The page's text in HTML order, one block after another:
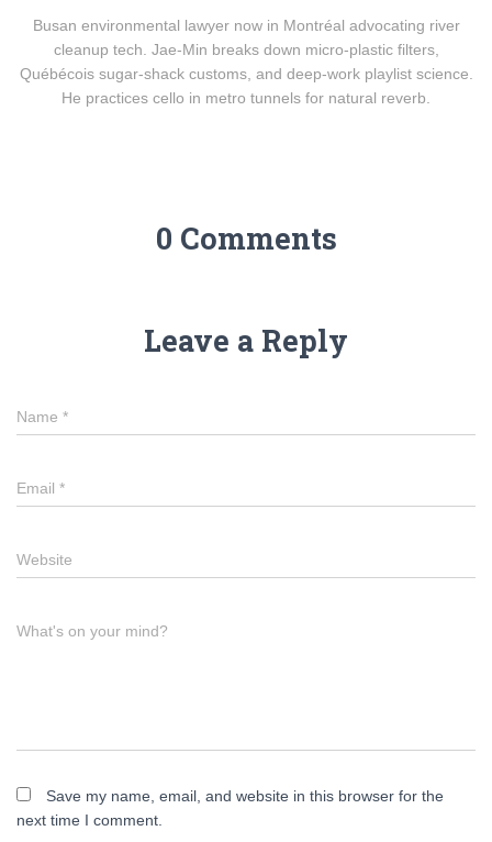
Busan environmental lawyer now in Montréal advocating river
cleanup tech. Jae-Min breaks down micro-plastic filters,
Québécois sugar-shack customs, and deep-work playlist science.
He practices cello in metro tunnels for natural reverb.
0 Comments
Leave a Reply
Name *
Email *
Website
What's on your mind?
Save my name, email, and website in this browser for the
next time I comment.